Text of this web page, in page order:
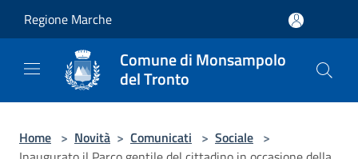
Regione Marche
Comune di Monsampolo
del Tronto
Home > Novità > Comunicati > Sociale >